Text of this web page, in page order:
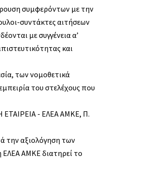
συμφερόντων με την
συντάκτες αιτήσεων
με συγγένεια α’
και
των νομοθετικά
του στελέχους που
- ΕΛΕΑ ΑΜΚΕ, Π.
την αξιολόγηση των
ΕΛΕΑ ΑΜΚΕ διατηρεί το